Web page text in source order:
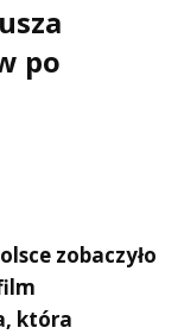
po
zobaczyło
która